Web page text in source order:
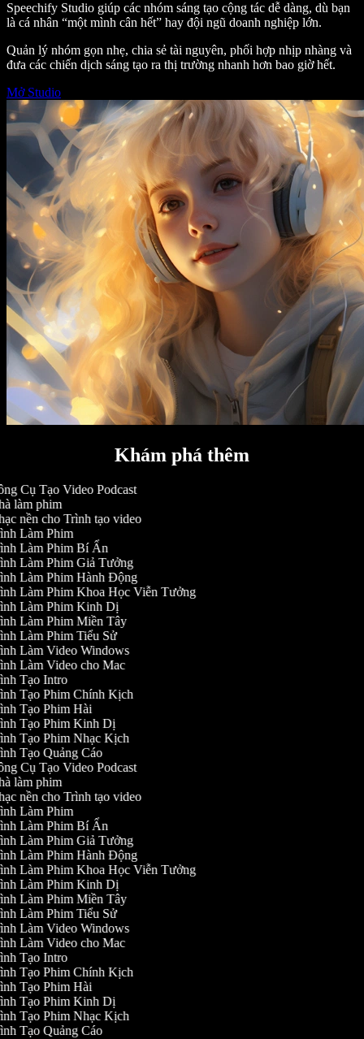
Speechify Studio giúp các nhóm sáng tạo cộng tác dễ dàng, dù bạn
là cá nhân “một mình cân hết” hay đội ngũ doanh nghiệp lớn.
Quản lý nhóm gọn nhẹ, chia sẻ tài nguyên, phối hợp nhịp nhàng và
đưa các chiến dịch sáng tạo ra thị trường nhanh hơn bao giờ hết.
Mở Studio
Khám phá thêm
Cụ Tạo Video Podcast
làm phim
nền cho Trình tạo video
Làm Phim
Làm Phim Bí Ẩn
Làm Phim Giả Tưởng
Làm Phim Hành Động
Làm Phim Khoa Học Viễn Tưởng
Làm Phim Kinh Dị
Làm Phim Miền Tây
Làm Phim Tiểu Sử
Làm Video Windows
Làm Video cho Mac
Tạo Intro
Tạo Phim Chính Kịch
Tạo Phim Hài
Tạo Phim Kinh Dị
Tạo Phim Nhạc Kịch
Tạo Quảng Cáo
Cụ Tạo Video Podcast
làm phim
nền cho Trình tạo video
Làm Phim
Làm Phim Bí Ẩn
Làm Phim Giả Tưởng
Làm Phim Hành Động
Làm Phim Khoa Học Viễn Tưởng
Làm Phim Kinh Dị
Làm Phim Miền Tây
Làm Phim Tiểu Sử
Làm Video Windows
Làm Video cho Mac
Tạo Intro
Tạo Phim Chính Kịch
Tạo Phim Hài
Tạo Phim Kinh Dị
Tạo Phim Nhạc Kịch
Tạo Quảng Cáo